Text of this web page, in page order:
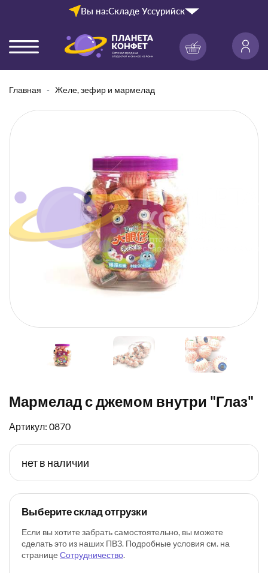
Вы на:Складе Уссурийск
Главная Желе, зефир и мармелад
Мармелад с джемом внутри "Глаз"
Артикул: 0870
нет в наличии
Выберите склад отгрузки
Если вы хотите забрать самостоятельно, вы можете
сделать это из наших ПВЗ. Подробные условия см. на
странице Сотрудничество.